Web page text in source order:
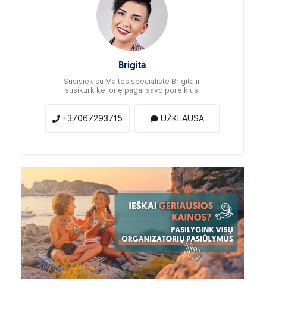
Brigita
Susisiek su Maltos specialiste Brigita ir
susikurk kelionę pagal savo poreikius:
+37067293715 UŽKLAUSA